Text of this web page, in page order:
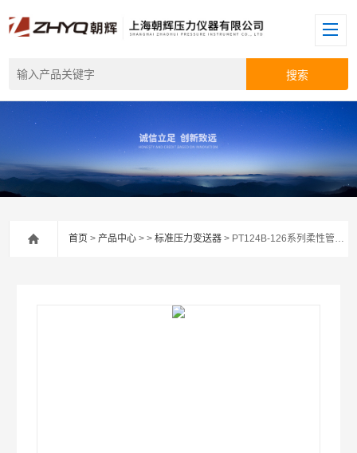
首页 >产品中心 > >标准压力变送器 > PT124B-126系列柔性管法兰型压力变送器